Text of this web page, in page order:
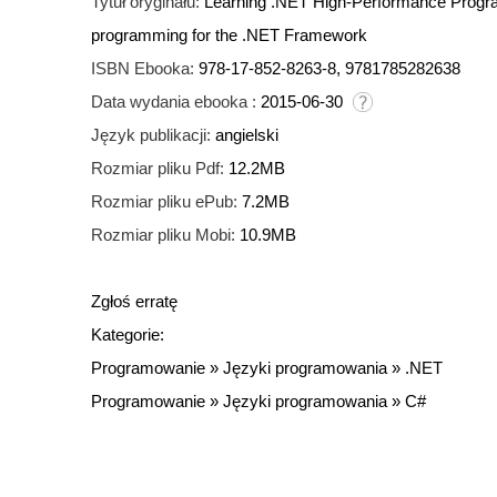
programming for the .NET Framework
ISBN Ebooka: 978-17-852-8263-8, 9781785282638
Data wydania ebooka : 2015-06-30
Język publikacji: angielski
Rozmiar pliku Pdf: 12.2MB
Rozmiar pliku ePub: 7.2MB
Rozmiar pliku Mobi: 10.9MB
Zgłoś erratę
Kategorie:
Programowanie » Języki programowania » .NET
Programowanie » Języki programowania » C#